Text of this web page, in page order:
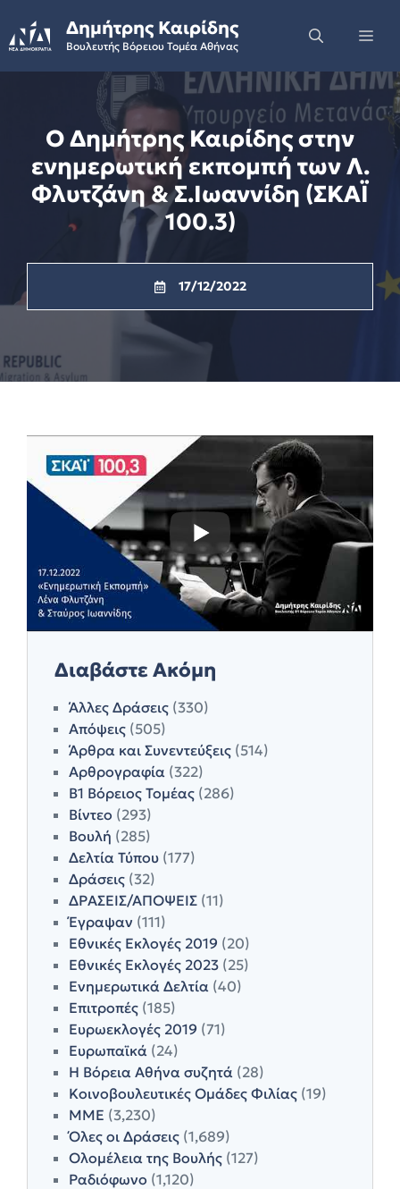
to
content
Δημήτρης Καιρίδης
Βουλευτής Βόρειου Τομέα Αθήνας
Ο Δημήτρης Καιρίδης στην
ενημερωτική εκπομπή των Λ.
Φλυτζάνη & Σ.Ιωαννίδη (ΣΚΑΪ
100.3)
17/12/2022
Διαβάστε Ακόμη
Άλλες Δράσεις (330)
Απόψεις (505)
Άρθρα και Συνεντεύξεις (514)
Αρθρογραφία (322)
Β1 Βόρειος Τομέας (286)
Βίντεο (293)
Βουλή (285)
Δελτία Τύπου (177)
Δράσεις (32)
ΔΡΑΣΕΙΣ/ΑΠΟΨΕΙΣ (11)
Έγραψαν (111)
Εθνικές Εκλογές 2019 (20)
Εθνικές Εκλογές 2023 (25)
Ενημερωτικά Δελτία (40)
Επιτροπές (185)
Ευρωεκλογές 2019 (71)
Ευρωπαϊκά (24)
Η Βόρεια Αθήνα συζητά (28)
Κοινοβουλευτικές Ομάδες Φιλίας (19)
ΜΜΕ (3,230)
Όλες οι Δράσεις (1,689)
Ολομέλεια της Βουλής (127)
Ραδιόφωνο (1,120)